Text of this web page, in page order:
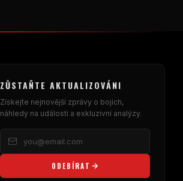
ZŮSTAŇTE AKTUALIZOVÁNI
Získejte nejnovější zprávy o bojích,
náhledy na události a exkluzivní analýzy.
ODEBÍRAT